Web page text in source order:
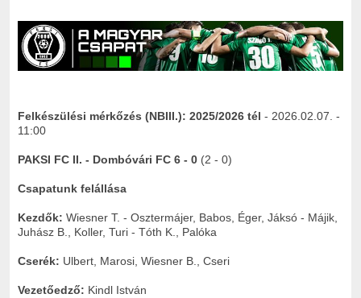
Felkészülési mérkőzés (NBIII.): 2025/2026 tél - 2026.02.07. -
11:00
PAKSI FC II. - Dombóvári FC 6 - 0 (2 - 0)
Csapatunk felállása
Kezdők: Wiesner T. - Osztermájer, Babos, Éger, Jáksó - Májik,
Juhász B., Koller, Turi - Tóth K., Palóka
Cserék: Ulbert, Marosi, Wiesner B., Cseri
Vezetőedző: Kindl István